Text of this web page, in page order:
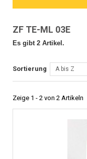
ZF TE-ML 03E
Es gibt 2 Artikel.
Sortierung A bis Z
Zeige 1 - 2 von 2 Artikeln